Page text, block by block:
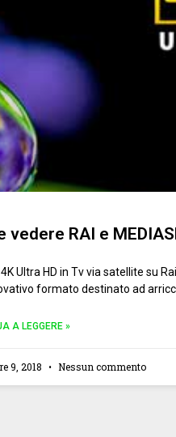
vedere RAI e
Ultra HD in Tv via satellite su
formato destinato ad
A LEGGERE »
9, 2018 Nessun commento